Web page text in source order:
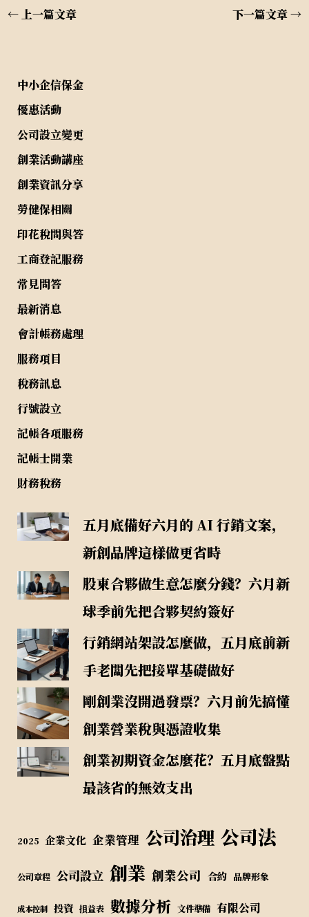
←上一篇文章 下一篇文章→
中小企信保金
優惠活動
公司設立變更
創業活動講座
創業資訊分享
勞健保相關
印花稅問與答
工商登記服務
常見問答
最新消息
會計帳務處理
服務項目
稅務訊息
行號設立
記帳各項服務
記帳士開業
財務稅務
五月底備好六月的 AI 行銷文案，
新創品牌這樣做更省時
股東合夥做生意怎麼分錢？六月新
球季前先把合夥契約簽好
行銷網站架設怎麼做，五月底前新
手老闆先把接單基礎做好
剛創業沒開過發票？六月前先搞懂
創業營業稅與憑證收集
創業初期資金怎麼花？五月底盤點
最該省的無效支出
2025 企業文化 企業管理 公司治理 公司法
公司章程 公司設立 創業 創業公司 合約 品牌形象
成本控制 投資 損益表 數據分析 文件準備 有限公司